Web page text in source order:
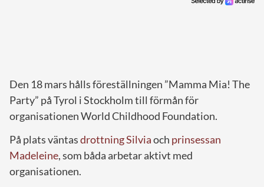
Den 18 mars hålls föreställningen ”Mamma Mia! The
Party” på Tyrol i Stockholm till förmån för
organisationen World Childhood Foundation.
På plats väntasdrottning Silviaoch prinsessan
Madeleine, som båda arbetar aktivt med
organisationen.